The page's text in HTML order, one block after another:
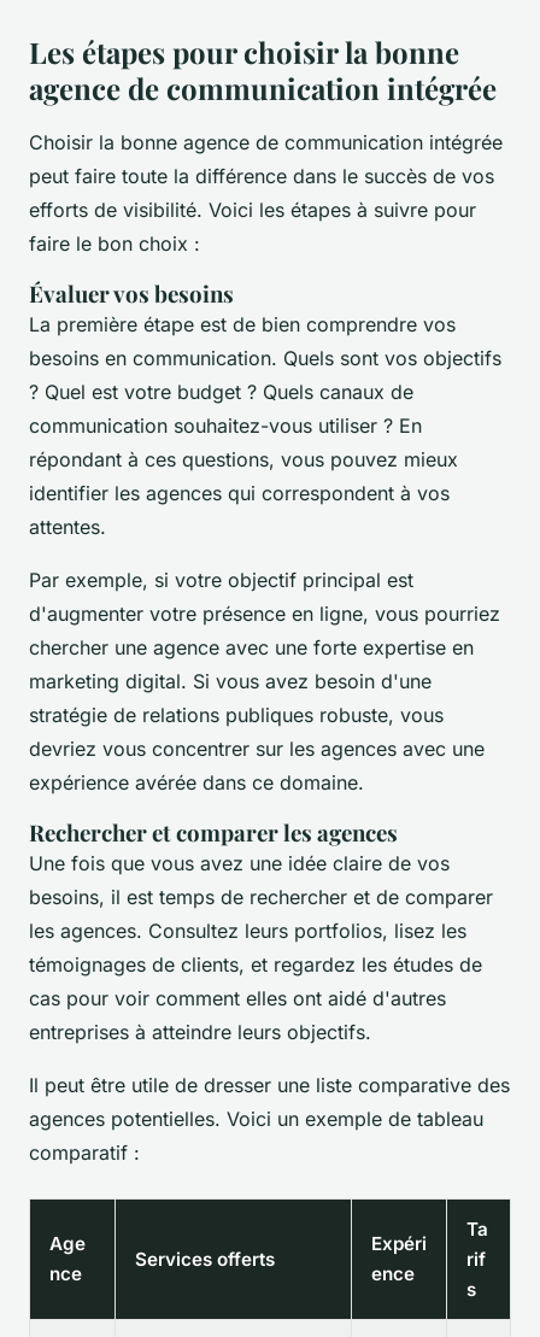
Les étapes pour choisir la bonne
agence de communication intégrée
Choisir la bonne agence de communication intégrée
peut faire toute la différence dans le succès de vos
efforts de visibilité. Voici les étapes à suivre pour
faire le bon choix :
Évaluer vos besoins
La première étape est de bien comprendre vos
besoins en communication. Quels sont vos objectifs
? Quel est votre budget ? Quels canaux de
communication souhaitez-vous utiliser ? En
répondant à ces questions, vous pouvez mieux
identifier les agences qui correspondent à vos
attentes.
Par exemple, si votre objectif principal est
d'augmenter votre présence en ligne, vous pourriez
chercher une agence avec une forte expertise en
marketing digital. Si vous avez besoin d'une
stratégie de relations publiques robuste, vous
devriez vous concentrer sur les agences avec une
expérience avérée dans ce domaine.
Rechercher et comparer les agences
Une fois que vous avez une idée claire de vos
besoins, il est temps de rechercher et de comparer
les agences. Consultez leurs portfolios, lisez les
témoignages de clients, et regardez les études de
cas pour voir comment elles ont aidé d'autres
entreprises à atteindre leurs objectifs.
Il peut être utile de dresser une liste comparative des
agences potentielles. Voici un exemple de tableau
comparatif :
Age
nce
Services offerts
Expéri
ence
Ta
rif
s